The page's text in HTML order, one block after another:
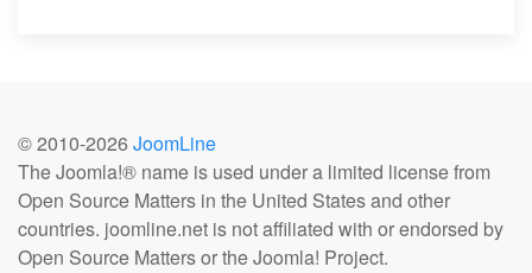
© 2010-2026 JoomLine
The Joomla!® name is used under a limited license from
Open Source Matters in the United States and other
countries. joomline.net is not affiliated with or endorsed by
Open Source Matters or the Joomla! Project.